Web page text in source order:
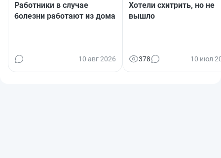
Работники в случае
болезни работают из дома
10 авг 2026
Хотели схитрить, но не
вышло
378 10 июл